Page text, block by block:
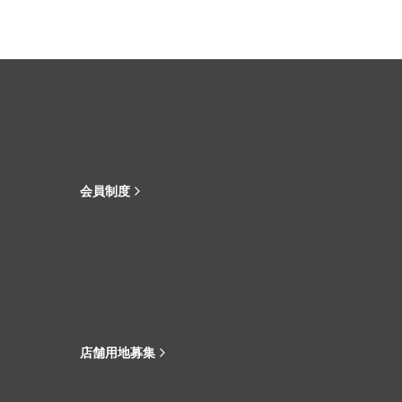
会員制度
店舗用地募集